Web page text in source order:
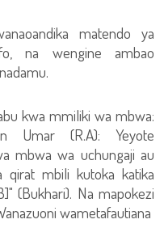
matendo ya
na wengine ambao
kwa mmiliki wa mbwa:
Umar (R.A): Yeyote
mbwa wa uchungaji au
qirat mbili kutoka katika
(Bukhari). Na mapokezi
wametafautiana